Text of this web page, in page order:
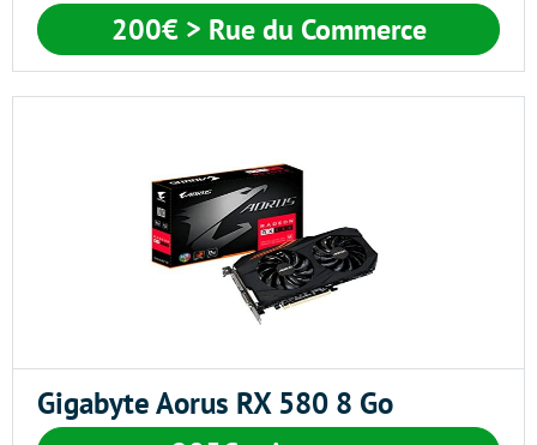
200€ > Rue du Commerce
Gigabyte Aorus RX 580 8 Go